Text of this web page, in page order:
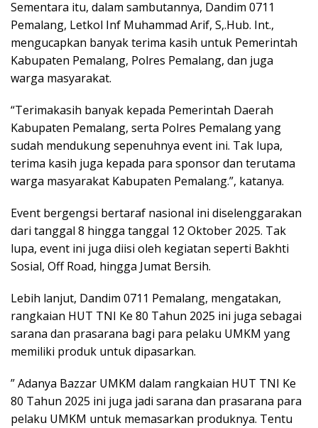
Sementara itu, dalam sambutannya, Dandim 0711
Pemalang, Letkol Inf Muhammad Arif, S,.Hub. Int.,
mengucapkan banyak terima kasih untuk Pemerintah
Kabupaten Pemalang, Polres Pemalang, dan juga
warga masyarakat.
“Terimakasih banyak kepada Pemerintah Daerah
Kabupaten Pemalang, serta Polres Pemalang yang
sudah mendukung sepenuhnya event ini. Tak lupa,
terima kasih juga kepada para sponsor dan terutama
warga masyarakat Kabupaten Pemalang.”, katanya.
Event bergengsi bertaraf nasional ini diselenggarakan
dari tanggal 8 hingga tanggal 12 Oktober 2025. Tak
lupa, event ini juga diisi oleh kegiatan seperti Bakhti
Sosial, Off Road, hingga Jumat Bersih.
Lebih lanjut, Dandim 0711 Pemalang, mengatakan,
rangkaian HUT TNI Ke 80 Tahun 2025 ini juga sebagai
sarana dan prasarana bagi para pelaku UMKM yang
memiliki produk untuk dipasarkan.
” Adanya Bazzar UMKM dalam rangkaian HUT TNI Ke
80 Tahun 2025 ini juga jadi sarana dan prasarana para
pelaku UMKM untuk memasarkan produknya. Tentu